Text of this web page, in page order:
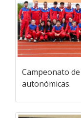
Campeonato
autonómicas.